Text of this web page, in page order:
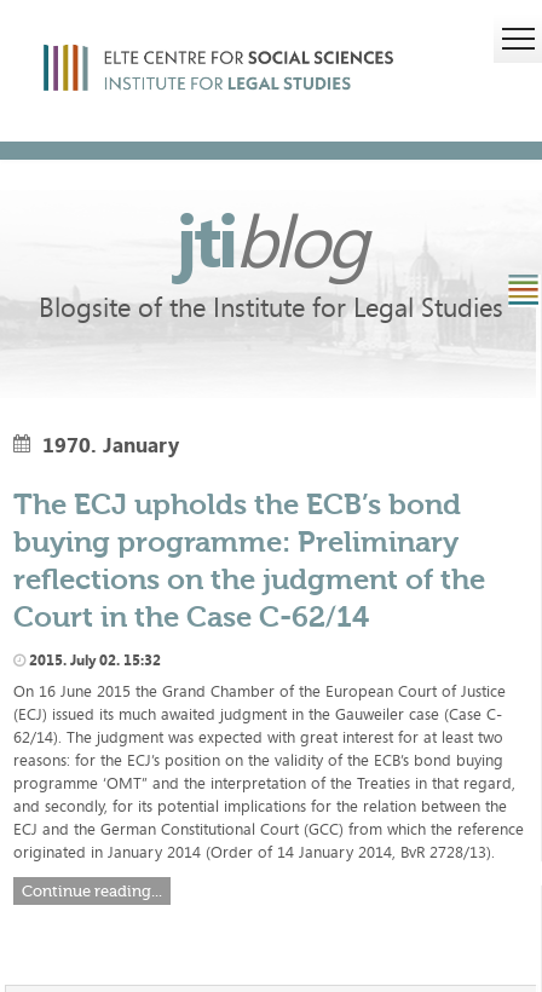
jtiblog
Blogsite of the Institute for Legal Studies
1970. January
The ECJ upholds the ECB’s bond
buying programme: Preliminary
reflections on the judgment of the
Court in the Case C-62/14
2015. July 02. 15:32
On 16 June 2015 the Grand Chamber of the European Court of Justice
(ECJ) issued its much awaited judgment in the Gauweiler case (Case C-
62/14). The judgment was expected with great interest for at least two
reasons: for the ECJ’s position on the validity of the ECB’s bond buying
programme ‘OMT” and the interpretation of the Treaties in that regard,
and secondly, for its potential implications for the relation between the
ECJ and the German Constitutional Court (GCC) from which the reference
originated in January 2014 (Order of 14 January 2014, BvR 2728/13).
Continue reading...